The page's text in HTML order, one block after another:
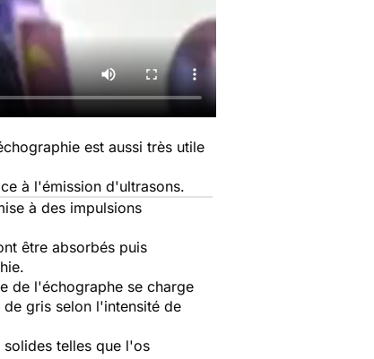
est aussi très utile
à l'émission d'ultrasons.
à des impulsions
être absorbés puis
de l'échographe se charge
gris selon l'intensité de
solides telles que l'os